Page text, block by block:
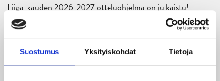
Suostumus Yksityiskohdat Tietoja
Liiga-kauden 2026-2027 otteluohjelma on julkaistu!
27.05.2026
Reece Newkirk vahvistamaan JYP-hyökkäystä!
18.05.2026